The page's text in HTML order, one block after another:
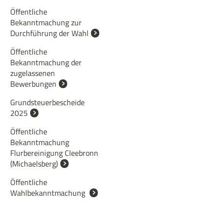
Öffentliche
Bekanntmachung zur
Durchführung der Wahl
Öffentliche
Bekanntmachung der
zugelassenen
Bewerbungen
Grundsteuerbescheide
2025
Öffentliche
Bekanntmachung
Flurbereinigung Cleebronn
(Michaelsberg)
Öffentliche
Wahlbekanntmachung